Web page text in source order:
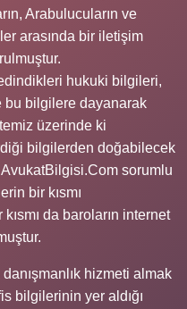
Arabulucuların ve
arasında bir iletişim
hukuki bilgileri,
bu bilgilere dayanarak
üzerinde ki
bilgilerden doğabilecek
sorumlu
bir kısmı
da baroların internet
hizmeti almak
bilgilerinin yer aldığı